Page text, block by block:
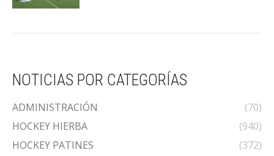
NOTICIAS POR CATEGORÍAS
ADMINISTRACIÓN
(70)
HOCKEY HIERBA
(940)
HOCKEY PATINES
(372)